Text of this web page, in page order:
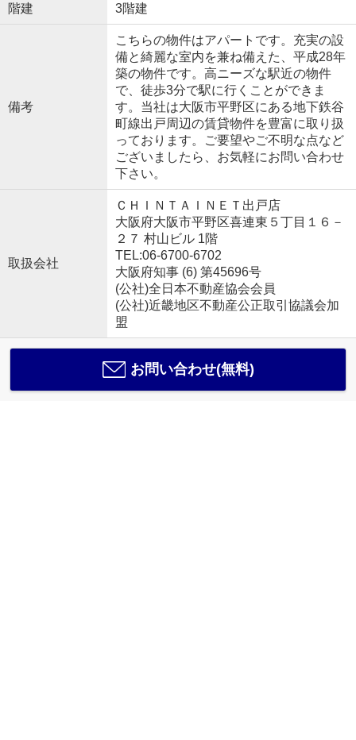
階建 3階建
備考
こちらの物件はアパートです。充実の設
備と綺麗な室内を兼ね備えた、平成28年
築の物件です。高ニーズな駅近の物件
で、徒歩3分で駅に行くことができま
す。当社は大阪市平野区にある地下鉄谷
町線出戸周辺の賃貸物件を豊富に取り扱
っております。ご要望やご不明な点など
ございましたら、お気軽にお問い合わせ
下さい。
取扱会社
ＣＨＩＮＴＡＩＮＥＴ出戸店
大阪府大阪市平野区喜連東５丁目１６－
２７ 村山ビル 1階
TEL:06-6700-6702
大阪府知事 (6) 第45696号
(公社)全日本不動産協会会員
(公社)近畿地区不動産公正取引協議会加
盟
お問い合わせ(無料)